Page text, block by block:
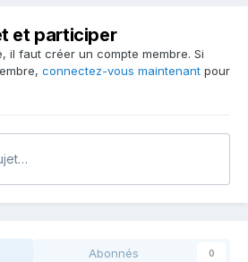
et participer
il faut créer un compte membre. Si
connectez-vous maintenant pour
Abonnés 0